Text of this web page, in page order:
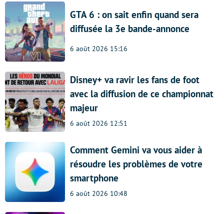
GTA 6 : on sait enfin quand sera
diffusée la 3e bande-annonce
6 août 2026 15:16
Disney+ va ravir les fans de foot
avec la diffusion de ce championnat
majeur
6 août 2026 12:51
Comment Gemini va vous aider à
résoudre les problèmes de votre
smartphone
6 août 2026 10:48